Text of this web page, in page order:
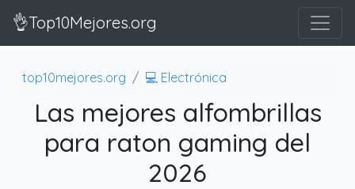
👌Top10Mejores.org
top10mejores.org 💻 Electrónica
Las mejores alfombrillas
para raton gaming del
2026